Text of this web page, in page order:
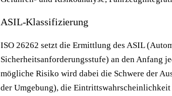
ASIL-Klassifizierung
ISO 26262 setzt die Ermittlung des ASIL
Sicherheitsanforderungsstufe) an den Anfang
mögliche Risiko wird dabei die Schwere der
der Umgebung), die